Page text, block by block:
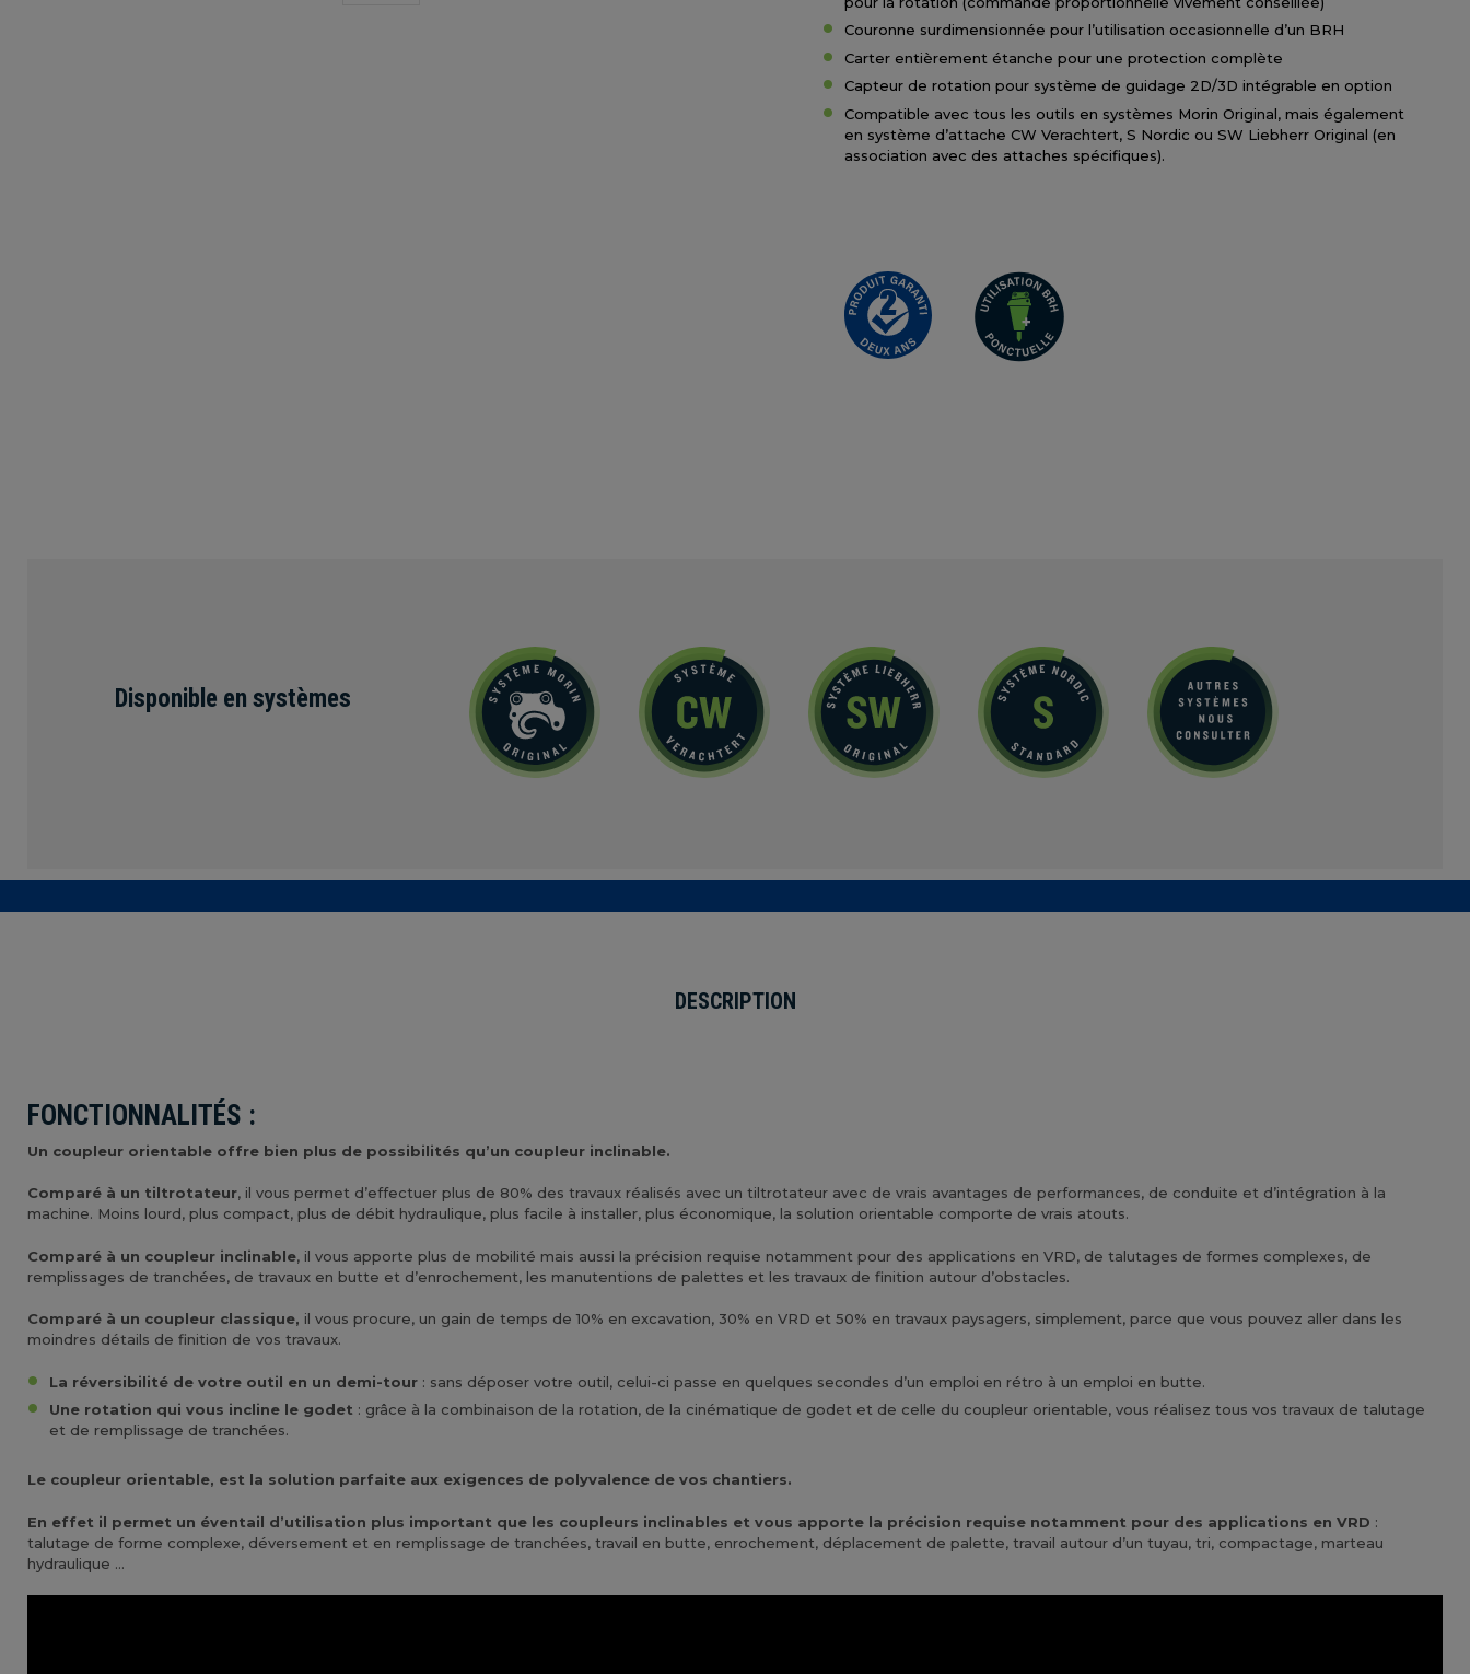
Couronne surdimensionnée pour l’utilisation occasionnelle d’un BRH
Carter entièrement étanche pour une protection complète
Capteur de rotation pour système de guidage 2D/3D intégrable en option
Compatible avec tous les outils en systèmes Morin Original, mais également
en système d’attache CW Verachtert, S Nordic ou SW Liebherr Original (en
association avec des attaches spécifiques).
Disponible en systèmes
DESCRIPTION
FONCTIONNALITÉS :
Un coupleur orientable offre bien plus de possibilités qu’un coupleur inclinable.
Comparé à un tiltrotateur, il vous permet d’effectuer plus de 80% des travaux réalisés avec un tiltrotateur avec de vrais avantages de performances, de conduite et d’intégration à la
machine. Moins lourd, plus compact, plus de débit hydraulique, plus facile à installer, plus économique, la solution orientable comporte de vrais atouts.
Comparé à un coupleur inclinable, il vous apporte plus de mobilité mais aussi la précision requise notamment pour des applications en VRD, de talutages de formes complexes, de
remplissages de tranchées, de travaux en butte et d’enrochement, les manutentions de palettes et les travaux de finition autour d’obstacles.
Comparé à un coupleur classique, il vous procure, un gain de temps de 10% en excavation, 30% en VRD et 50% en travaux paysagers, simplement, parce que vous pouvez aller dans les
moindres détails de finition de vos travaux.
La réversibilité de votre outil en un demi-tour : sans déposer votre outil, celui-ci passe en quelques secondes d’un emploi en rétro à un emploi en butte.
Une rotation qui vous incline le godet : grâce à la combinaison de la rotation, de la cinématique de godet et de celle du coupleur orientable, vous réalisez tous vos travaux de talutage
et de remplissage de tranchées.
Le coupleur orientable, est la solution parfaite aux exigences de polyvalence de vos chantiers.
En effet il permet un éventail d’utilisation plus important que les coupleurs inclinables et vous apporte la précision requise notamment pour des applications en VRD :
talutage de forme complexe, déversement et en remplissage de tranchées, travail en butte, enrochement, déplacement de palette, travail autour d’un tuyau, tri, compactage, marteau
hydraulique …